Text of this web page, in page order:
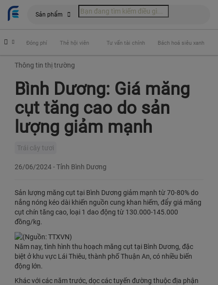
Sản phẩm
Đóng phí Thẻ hội viên Tư vấn tài chính Bách hoá siêu xanh
Thông tin thị trường
Bình Dương: Giá măng
cụt tăng cao do sản
lượng giảm mạnh
Trái cây tươi
26/06/2024-Tỉnh Bình Dương
Sản lượng măng cụt tại Bình Dương giảm mạnh từ 70-80% do
nắng nóng kéo dài khiến nguồn cung khan hiếm, đẩy giá măng
cụt chín tăng cao, loại 1 dao động từ 130.000-145.000
đồng/kg.
Năm nay, tình hình thu hoạch măng cụt tại Bình Dương, đặc
biệt ở khu vực Lái Thiêu, thành phố Thuận An, có nhiều biến
động lớn.
Khác với các năm trước, dọc các tuyến đường thuộc địa phận